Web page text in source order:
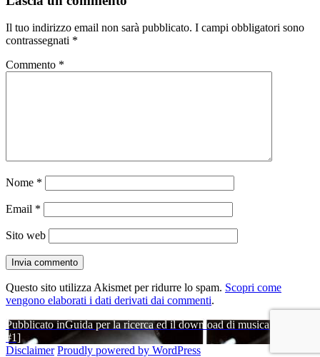
Il tuo indirizzo email non sarà pubblicato. I campi obbligatori sono
contrassegnati *
Commento *
Nome *
Email *
Sito web
Questo sito utilizza Akismet per ridurre lo spam. Scopri come
vengono elaborati i dati derivati dai commenti.
Navigazione
articoli
Pubblicato inGuida per la ricerca ed il download di musica [Parte
#1]
Disclaimer Proudly powered by WordPress